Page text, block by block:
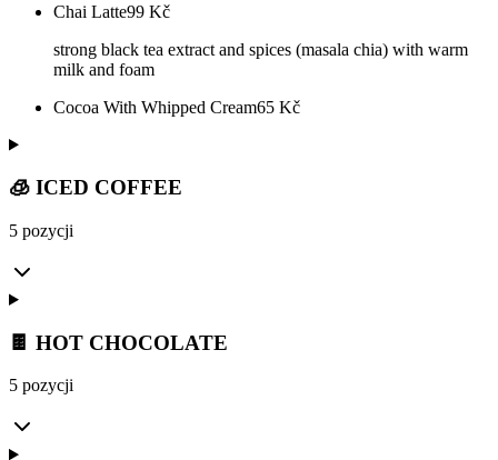
Chai Latte99 Kč
strong black tea extract and spices (masala chia) with warm
milk and foam
Cocoa With Whipped Cream65 Kč
🧊 ICED COFFEE
5 pozycji
🍫 HOT CHOCOLATE
5 pozycji